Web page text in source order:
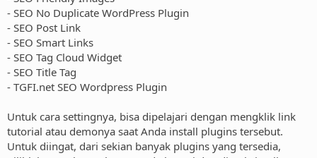
- SEO No Duplicate WordPress Plugin
- SEO Post Link
- SEO Smart Links
- SEO Tag Cloud Widget
- SEO Title Tag
- TGFI.net SEO Wordpress Plugin
Untuk cara settingnya, bisa dipelajari dengan mengklik link
tutorial atau demonya saat Anda install plugins tersebut.
Untuk diingat, dari sekian banyak plugins yang tersedia,